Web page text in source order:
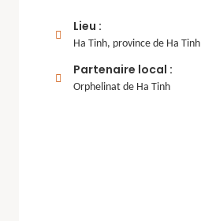
Lieu :
Ha Tinh, province de Ha Tinh
Partenaire local :
Orphelinat de Ha Tinh